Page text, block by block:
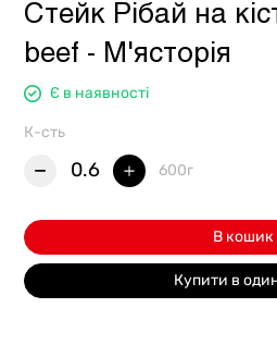
Стейк Рібай на
beef - М'ясторія
Є в наявності
К-сть
0.6 600г
В кошик
Купити в